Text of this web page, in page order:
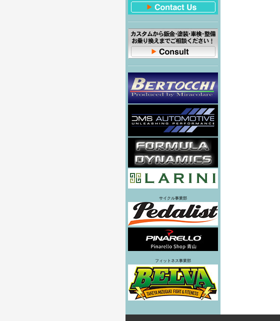
サイクル事業部
フィットネス事業部